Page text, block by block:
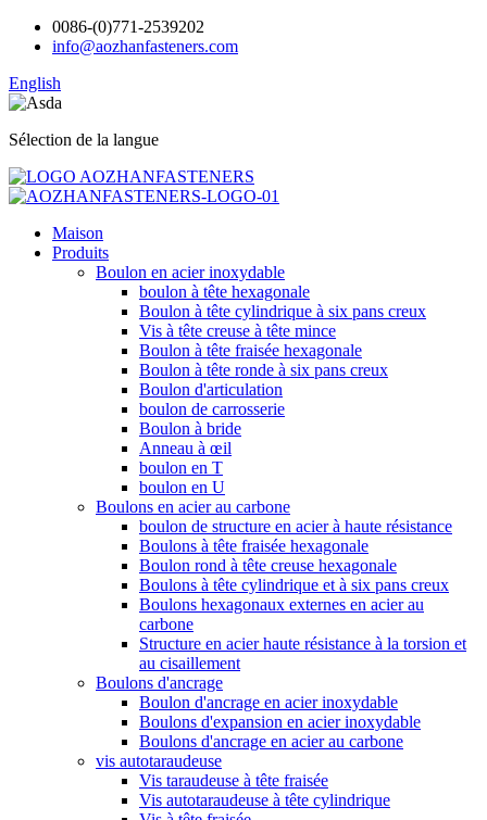
0086-(0)771-2539202
info@aozhanfasteners.com
English
Sélection de la langue
Maison
Produits
Boulon en acier inoxydable
boulon à tête hexagonale
Boulon à tête cylindrique à six pans creux
Vis à tête creuse à tête mince
Boulon à tête fraisée hexagonale
Boulon à tête ronde à six pans creux
Boulon d'articulation
boulon de carrosserie
Boulon à bride
Anneau à œil
boulon en T
boulon en U
Boulons en acier au carbone
boulon de structure en acier à haute résistance
Boulons à tête fraisée hexagonale
Boulon rond à tête creuse hexagonale
Boulons à tête cylindrique et à six pans creux
Boulons hexagonaux externes en acier au
carbone
Structure en acier haute résistance à la torsion et
au cisaillement
Boulons d'ancrage
Boulon d'ancrage en acier inoxydable
Boulons d'expansion en acier inoxydable
Boulons d'ancrage en acier au carbone
vis autotaraudeuse
Vis taraudeuse à tête fraisée
Vis autotaraudeuse à tête cylindrique